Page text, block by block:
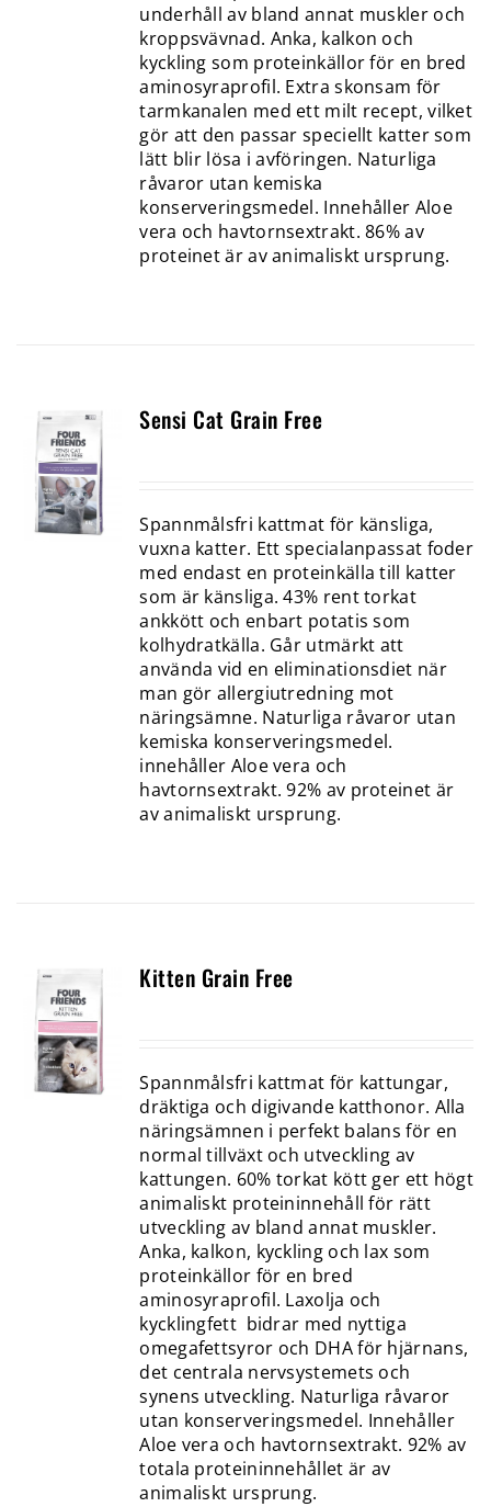
underhåll av bland annat muskler och
kroppsvävnad. Anka, kalkon och
kyckling som proteinkällor för en bred
aminosyraprofil. Extra skonsam för
tarmkanalen med ett milt recept, vilket
gör att den passar speciellt katter som
lätt blir lösa i avföringen. Naturliga
råvaror utan kemiska
konserveringsmedel. Innehåller Aloe
vera och havtornsextrakt. 86% av
proteinet är av animaliskt ursprung.
Sensi Cat Grain Free
Spannmålsfri kattmat för känsliga,
vuxna katter. Ett specialanpassat foder
med endast en proteinkälla till katter
som är känsliga. 43% rent torkat
ankkött och enbart potatis som
kolhydratkälla. Går utmärkt att
använda vid en eliminationsdiet när
man gör allergiutredning mot
näringsämne. Naturliga råvaror utan
kemiska konserveringsmedel.
innehåller Aloe vera och
havtornsextrakt. 92% av proteinet är
av animaliskt ursprung.
Kitten Grain Free
Spannmålsfri kattmat för kattungar,
dräktiga och digivande katthonor. Alla
näringsämnen i perfekt balans för en
normal tillväxt och utveckling av
kattungen. 60% torkat kött ger ett högt
animaliskt proteininnehåll för rätt
utveckling av bland annat muskler.
Anka, kalkon, kyckling och lax som
proteinkällor för en bred
aminosyraprofil. Laxolja och
kycklingfett bidrar med nyttiga
omegafettsyror och DHA för hjärnans,
det centrala nervsystemets och
synens utveckling. Naturliga råvaror
utan konserveringsmedel. Innehåller
Aloe vera och havtornsextrakt. 92% av
totala proteininnehållet är av
animaliskt ursprung.